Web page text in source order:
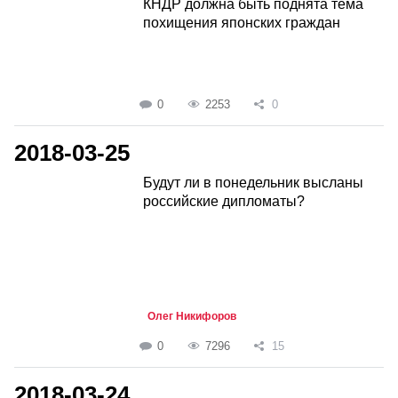
КНДР должна быть поднята тема
похищения японских граждан
0 2253 0
2018-03-25
Будут ли в понедельник высланы
российские дипломаты?
Олег Никифоров
0 7296 15